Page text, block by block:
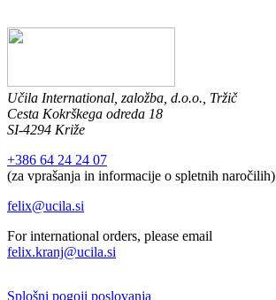
Učila International, založba, d.o.o., Tržič
Cesta Kokrškega odreda 18
SI-4294 Križe
+386 64 24 24 07
(za vprašanja in informacije o spletnih naročilih)
felix@ucila.si
For international orders, please email
felix.kranj@ucila.si
Splošni pogoji poslovanja